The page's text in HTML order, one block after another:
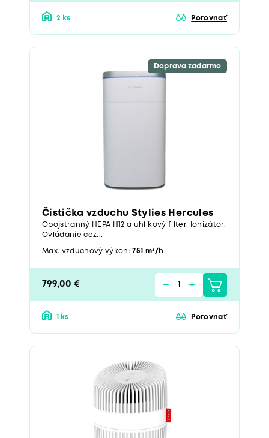
2 ks Porovnať
Doprava zadarmo
Čistička vzduchu Stylies Hercules
Obojstranný HEPA H12 a uhlíkový filter. Ionizátor.
Ovládanie cez...
Max. vzduchový výkon:751 m³/h
799,00 €
1 ks Porovnať